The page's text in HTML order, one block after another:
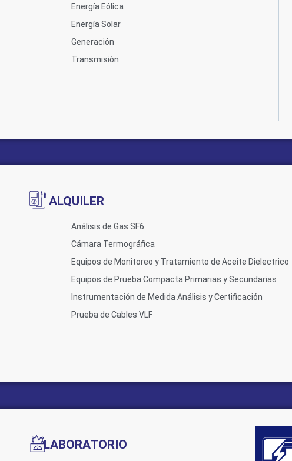
Energía Eólica
Energía Solar
Generación
Transmisión
ALQUILER
Análisis de Gas SF6
Cámara Termográfica
Equipos de Monitoreo y Tratamiento de Aceite Dielectrico
Equipos de Prueba Compacta Primarias y Secundarias
Instrumentación de Medida Análisis y Certificación
Prueba de Cables VLF
LABORATORIO